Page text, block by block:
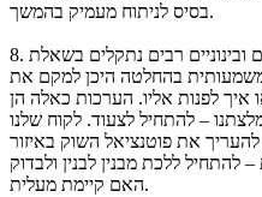
בסיס לניתוח מעמיק בהמשך.
8. ובינוניים רבים נתקלים בשאלת
בהחלטה היכן למקם את
לפנות אליו. הערכות כאלה הן
– להתחיל לצעוד. לקוח שלנו
את פוטנציאל השוק באיזור
ללכת מבנין לבנין ולבדוק
האם קיימת מעלית.